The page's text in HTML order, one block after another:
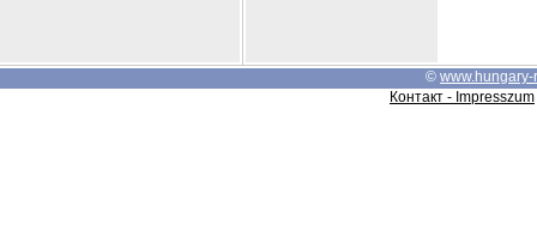
© www.hungary-
Контакт - Impresszum